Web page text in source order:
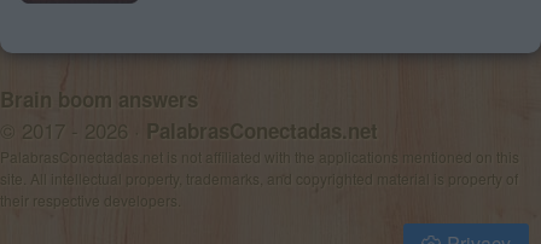
Brain boom answers
© 2017 - 2026 · PalabrasConectadas.net
PalabrasConectadas.net is not affiliated with the applications mentioned on this
site. All intellectual property, trademarks, and copyrighted material is property of